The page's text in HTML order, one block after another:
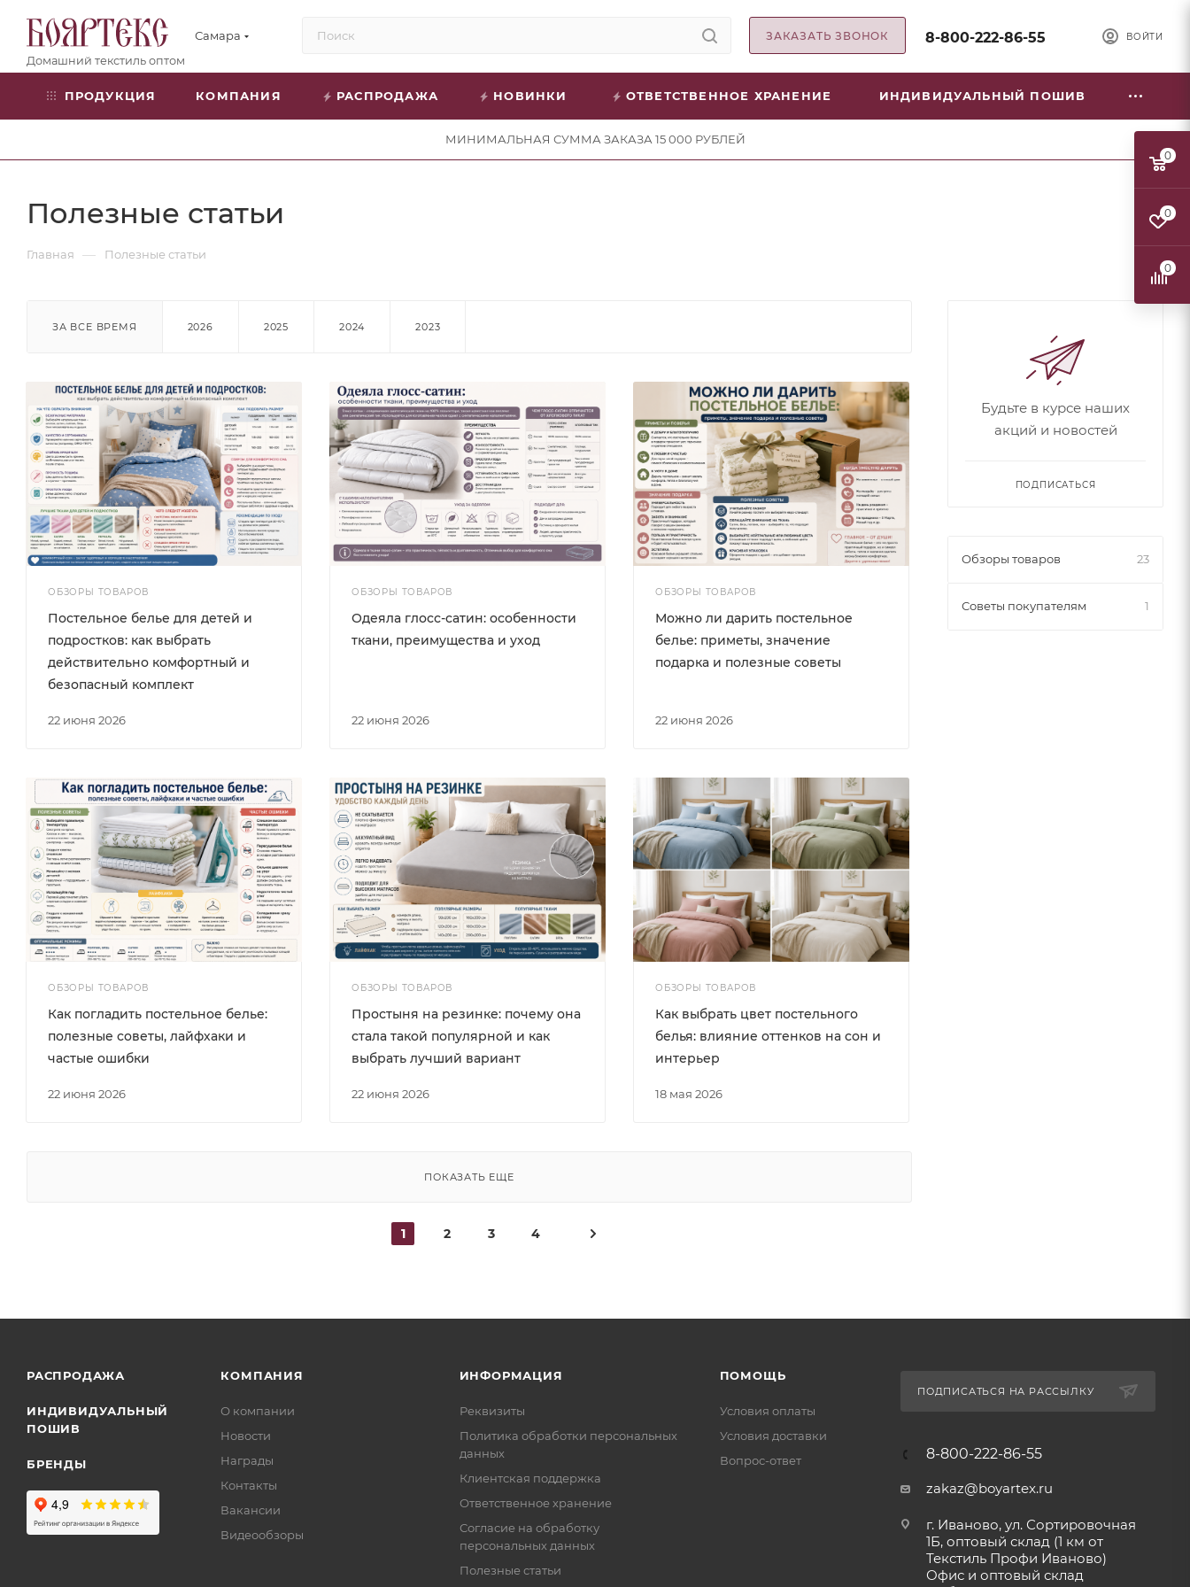
Самара ЗАКАЗАТЬ ЗВОНОК ВОЙТИ
8-800-222-86-55
ПРОДУКЦИЯ КОМПАНИЯ РАСПРОДАЖА НОВИНКИ ОТВЕТСТВЕННОЕ ХРАНЕНИЕ ИНДИВИДУАЛЬНЫЙ ПОШИВ
МИНИМАЛЬНАЯ СУММА ЗАКАЗА 15 000 РУБЛЕЙ
Полезные статьи
Главная — Полезные статьи
ЗА ВСЕ ВРЕМЯ 2026 2025 2024 2023
ОБЗОРЫ ТОВАРОВ
22 июня 2026
Постельное белье для детей и
подростков: как выбрать
действительно комфортный и
безопасный комплект
ОБЗОРЫ ТОВАРОВ
22 июня 2026
Одеяла глосс-сатин: особенности
ткани, преимущества и уход
ОБЗОРЫ ТОВАРОВ
22 июня 2026
Можно ли дарить постельное
белье: приметы, значение
подарка и полезные советы
ОБЗОРЫ ТОВАРОВ
22 июня 2026
Как погладить постельное белье:
полезные советы, лайфхаки и
частые ошибки
ОБЗОРЫ ТОВАРОВ
22 июня 2026
Простыня на резинке: почему она
стала такой популярной и как
выбрать лучший вариант
ОБЗОРЫ ТОВАРОВ
18 мая 2026
Как выбрать цвет постельного
белья: влияние оттенков на сон и
интерьер
ПОКАЗАТЬ ЕЩЕ
1 2 3 4
Будьте в курсе наших
акций и новостей
ПОДПИСАТЬСЯ
Обзоры товаров 23
Советы покупателям 1
РАСПРОДАЖА
ИНДИВИДУАЛЬНЫЙ
ПОШИВ
БРЕНДЫ
КОМПАНИЯ
О компании
Новости
Награды
Контакты
Вакансии
Видеообзоры
ИНФОРМАЦИЯ
Реквизиты
Политика обработки персональных
данных
Клиентская поддержка
Ответственное хранение
Согласие на обработку
персональных данных
Полезные статьи
ПОМОЩЬ
Условия оплаты
Условия доставки
Вопрос-ответ
ПОДПИСАТЬСЯ НА РАССЫЛКУ
8-800-222-86-55
zakaz@boyartex.ru
г. Иваново, ул. Сортировочная
1Б, оптовый склад (1 км от
Текстиль Профи Иваново)
Офис и оптовый склад
0
0
0